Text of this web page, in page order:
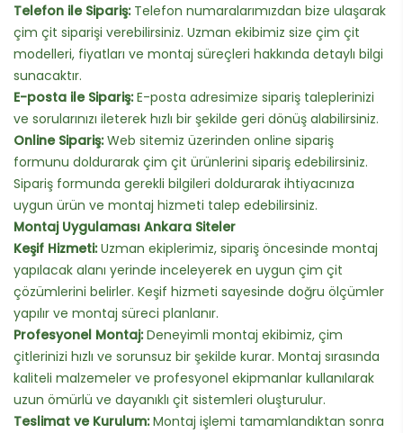
Telefon ile Sipariş:Telefon numaralarımızdan bize ulaşarak
çim çit siparişi verebilirsiniz. Uzman ekibimiz size çim çit
modelleri, fiyatları ve montaj süreçleri hakkında detaylı bilgi
sunacaktır.
E-posta ile Sipariş:E-posta adresimize sipariş taleplerinizi
ve sorularınızı ileterek hızlı bir şekilde geri dönüş alabilirsiniz.
Online Sipariş:Web sitemiz üzerinden online sipariş
formunu doldurarak çim çit ürünlerini sipariş edebilirsiniz.
Sipariş formunda gerekli bilgileri doldurarak ihtiyacınıza
uygun ürün ve montaj hizmeti talep edebilirsiniz.
Montaj Uygulaması Ankara Siteler
Keşif Hizmeti:Uzman ekiplerimiz, sipariş öncesinde montaj
yapılacak alanı yerinde inceleyerek en uygun çim çit
çözümlerini belirler. Keşif hizmeti sayesinde doğru ölçümler
yapılır ve montaj süreci planlanır.
Profesyonel Montaj:Deneyimli montaj ekibimiz, çim
çitlerinizi hızlı ve sorunsuz bir şekilde kurar. Montaj sırasında
kaliteli malzemeler ve profesyonel ekipmanlar kullanılarak
uzun ömürlü ve dayanıklı çit sistemleri oluşturulur.
Teslimat ve Kurulum:Montaj işlemi tamamlandıktan sonra